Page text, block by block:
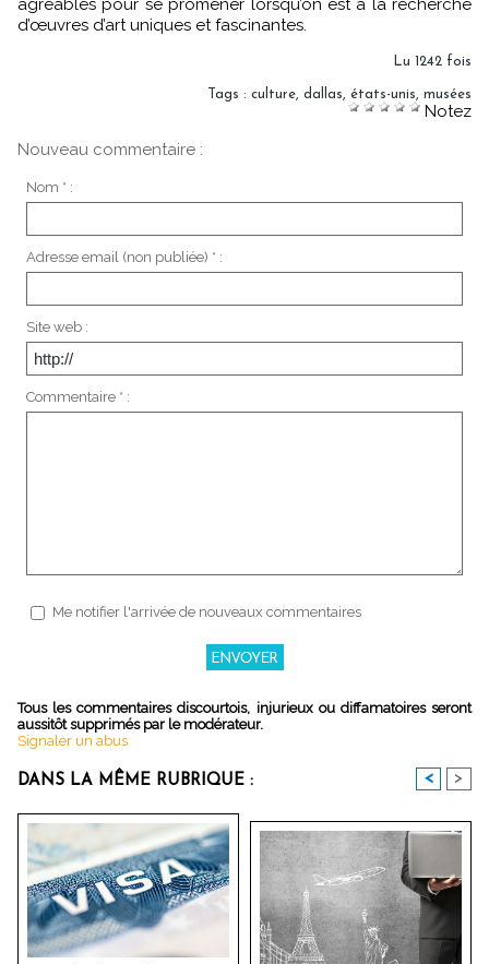
d’œuvres d’art uniques et fascinantes.
Lu 1242 fois
Tags : culture dallas états-unis musées
Notez
Nouveau commentaire :
Nom * :
Adresse email (non publiée) * :
Site web :
Commentaire * :
Me notifier l'arrivée de nouveaux commentaires
Tous les commentaires discourtois, injurieux ou diffamatoires seront
aussitôt supprimés par le modérateur.
Signaler un abus
DANS LA MÊME RUBRIQUE : < >